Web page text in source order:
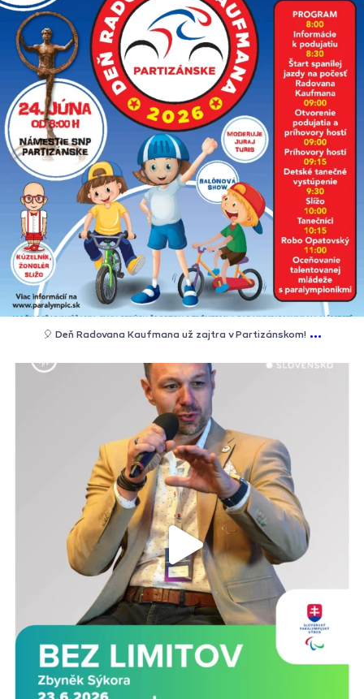
vás pozývajú na podujatie Deň Radovana Kaufmana. Stretneme sa v
stredu 24. júna od 8:00 h na Námestí SNP v Partizánskom, kde spoločne
zažijeme deň plný športu a zábavy.
Pre všetkých návštevníkov je pripravená jedinečná možnosť vyskúšať si
viaceré športy priamo s trénermi a našimi úspešnými paralympionikmi!
Tešiť sa môžete aj na tradičnú spanilú jazdu na počesť Radovana
Kaufmana, oceňovanie talentovanej mládeže a bohatý sprievodný
program plný hudby, kúziel či tanca.
Celým podujatím vás bude sprevádzať moderátor Juraj Turis. Príďte si
užiť skvelú športovú atmosféru a podporiť mladé talenty! 🙌❤️
#denradovanakaufmana #partizanske #spv #paralympionici
#sportspaja #slovensko
🎈 Deň Radovana Kaufmana už zajtra v Partizánskom! ...
🎙️ Bez limitov: Naši parašportovci smerujú k profesionalizácii! 🇸🇰
Snaha vytvoriť prvé rezortné stredisko na Slovensku naberá reálne
kontúry. Cieľom je posunúť zázemie našich reprezentantov na novú,
profesionálnu úroveň. 🏗️💪
Že to funguje a prináša skvelé výsledky, dokazujú susedia z Česka. Ako
takéto stredisko vybudovali? Stano Ščepán sa v dnešnej relácii Bez limitov
na Rádiu Slovensko rozprával priamo s predsedom Českého
paralympijského výboru Zbyňkom Sýkorom.
Inšpiratívny rozhovor o budúcnosti nášho športu nájdete v archíve! 🎧👇
#bezlimitov #radioslovensko #spv #paralympionici #rezortnestredisko